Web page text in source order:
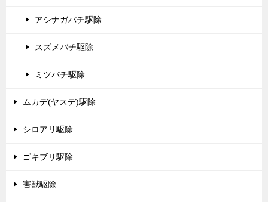
アシナガバチ駆除
スズメバチ駆除
ミツバチ駆除
ムカデ(ヤスデ)駆除
シロアリ駆除
ゴキブリ駆除
害獣駆除